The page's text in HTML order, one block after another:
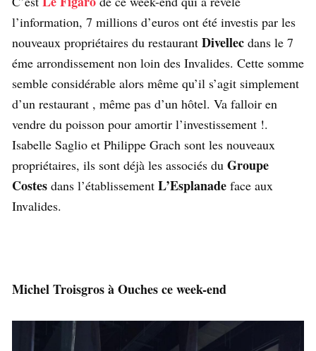
l’information, 7 millions d’euros ont été investis par les
nouveaux propriétaires du restaurant Divellec dans le 7
éme arrondissement non loin des Invalides. Cette somme
semble considérable alors même qu’il s’agit simplement
d’un restaurant , même pas d’un hôtel. Va falloir en
vendre du poisson pour amortir l’investissement !.
Isabelle Saglio et Philippe Grach sont les nouveaux
propriétaires, ils sont déjà les associés du Groupe
Costes dans l’établissement L’Esplanade face aux
Invalides.
Michel Troisgros à Ouches ce week-end